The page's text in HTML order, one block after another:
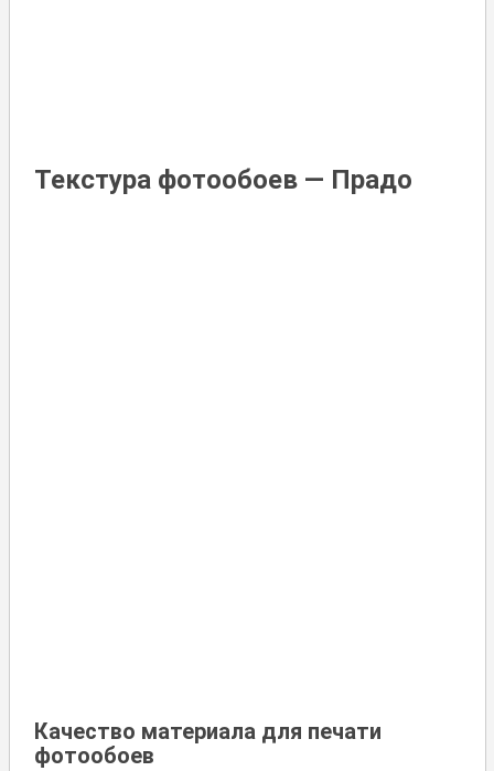
Текстура фотообоев — Прадо
Качество материала для печати
фотообоев